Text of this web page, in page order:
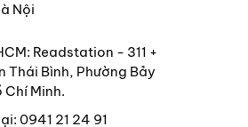
LIÊN HỆ
CÔNG TY CP SÁCH
Nội
Readstation - 311 +
Thái Bình, Phường Bảy
Chí Minh.
0941 21 24 91